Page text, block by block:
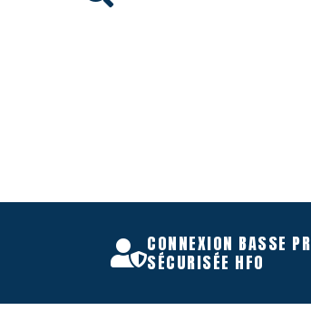
CONNEXION BASSE
SÉCURISÉE HFO